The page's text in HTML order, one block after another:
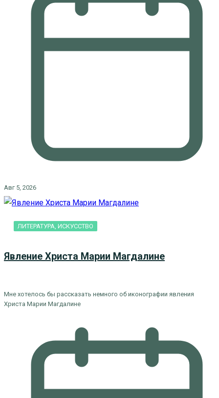
Авг 5, 2026
ЛИТЕРАТУРА, ИСКУCСТВО
Явление Христа Марии Магдалине
Мне хотелось бы рассказать немного об иконографии явления
Христа Марии Магдалине